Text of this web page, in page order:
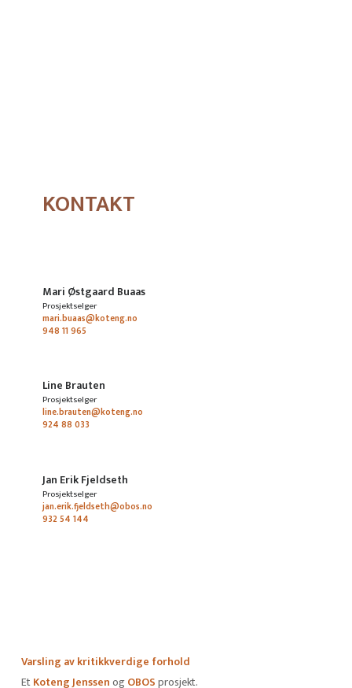
KONTAKT
Mari Østgaard Buaas
Prosjektselger
mari.buaas@koteng.no
948 11 965
Line Brauten
Prosjektselger
line.brauten@koteng.no
924 88 033
Jan Erik Fjeldseth
Prosjektselger
jan.erik.fjeldseth@obos.no
932 54 144
Varsling av kritikkverdige forhold
EtKoteng JenssenogOBOSprosjekt.